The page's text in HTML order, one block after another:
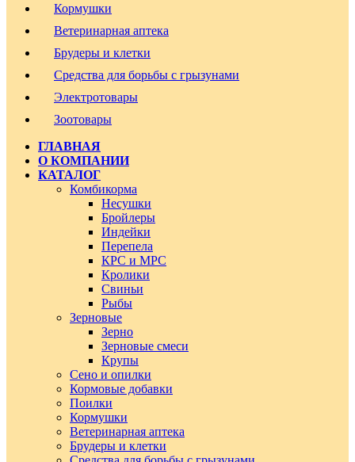
Кормушки
Ветеринарная аптека
Брудеры и клетки
Средства для борьбы с грызунами
Электротовары
Зоотовары
ГЛАВНАЯ
О КОМПАНИИ
КАТАЛОГ
Комбикорма
Несушки
Бройлеры
Индейки
Перепела
КРС и МРС
Кролики
Свиньи
Рыбы
Зерновые
Зерно
Зерновые смеси
Крупы
Сено и опилки
Кормовые добавки
Поилки
Кормушки
Ветеринарная аптека
Брудеры и клетки